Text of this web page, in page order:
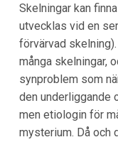
Skelningar kan
utvecklas vid en
förvärvad
många skelningar,
synproblem som
den underliggande
men etiologin för
mysterium. Då och